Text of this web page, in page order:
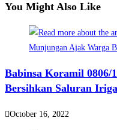
You Might Also Like
Babinsa Koramil
Bersihkan Saluran
October 16, 2022